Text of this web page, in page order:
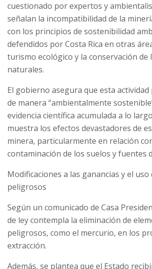
cuestionado por expertos y
señalan la incompatibilidad de la
con los principios de sostenibilidad
defendidos por Costa Rica en otras
turismo ecológico y la conservación de
naturales.
El gobierno asegura que esta
de manera “ambientalmente
evidencia científica acumulada a lo
muestra los efectos devastadores de
minera, particularmente en relación
contaminación de los suelos y fuentes
Modificaciones a las ganancias y el
peligrosos
Según un comunicado de Casa
de ley contempla la eliminación de
peligrosos, como el mercurio, en los
extracción.
Además, se plantea que el Estado